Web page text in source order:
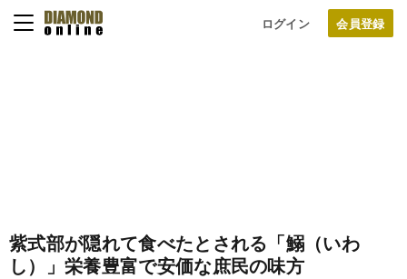
ログイン
紫式部が隠れて食べたとされる「鰯（いわ
し）」 栄養豊富で安価な庶民の味方